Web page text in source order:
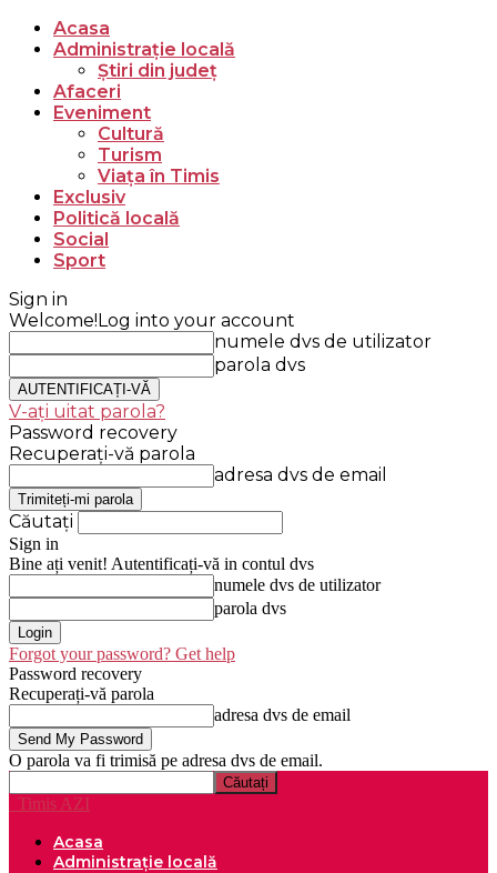
Acasa
Administrație locală
Știri din județ
Afaceri
Eveniment
Cultură
Turism
Viața în Timis
Exclusiv
Politică locală
Social
Sport
Sign in
Welcome!Log into your account
numele dvs de utilizator
parola dvs
V-ați uitat parola?
Password recovery
Recuperați-vă parola
adresa dvs de email
Căutați
Sign in
Bine ați venit! Autentificați-vă in contul dvs
numele dvs de utilizator
parola dvs
Forgot your password? Get help
Password recovery
Recuperați-vă parola
adresa dvs de email
O parola va fi trimisă pe adresa dvs de email.
Timis AZI
Acasa
Administrație locală